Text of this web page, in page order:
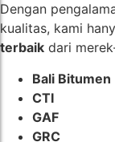
Dengan
kualitas, kami
terbaik dari
Bali Bitumen
CTI
GAF
GRC